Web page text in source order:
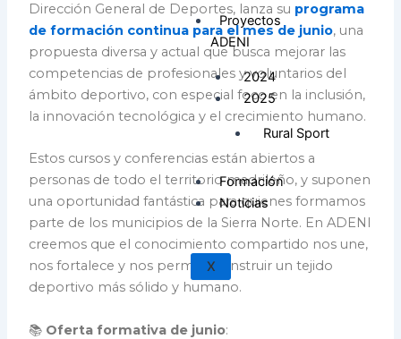
Proyectos
ADENI
2024
2025
Rural Sport
Formación
Noticias
X
Dirección General de Deportes, lanza su programa
de formación continua para el mes de junio, una
propuesta diversa y actual que busca mejorar las
competencias de profesionales y voluntarios del
ámbito deportivo, con especial foco en la inclusión,
la innovación tecnológica y el crecimiento humano.
Estos cursos y conferencias están abiertos a
personas de todo el territorio madrileño, y suponen
una oportunidad fantástica para quienes formamos
parte de los municipios de la Sierra Norte. En ADENI
creemos que el conocimiento compartido nos une,
nos fortalece y nos permite construir un tejido
deportivo más sólido y humano.
📚 Oferta formativa de junio: